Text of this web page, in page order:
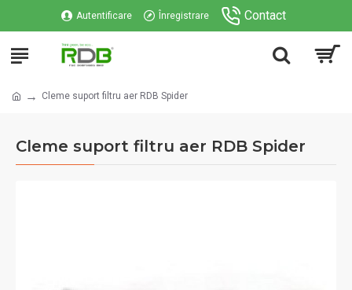
Autentificare Înregistrare Contact
Cleme suport filtru aer RDB Spider
Cleme suport filtru aer RDB Spider